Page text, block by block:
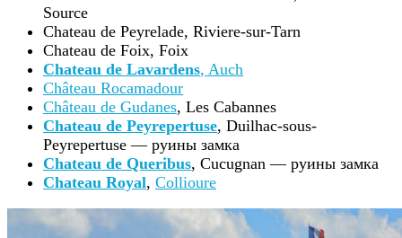
Source
Chateau de Peyrelade, Riviere-sur-Tarn
Chateau de Foix, Foix
Chateau de Lavardens, Auch
Château Rocamadour
Château de Gudanes, Les Cabannes
Chateau de Peyrepertuse, Duilhac-sous-
Peyrepertuse — руины замка
Chateau de Queribus, Cucugnan — руины замка
Chateau Royal, Collioure